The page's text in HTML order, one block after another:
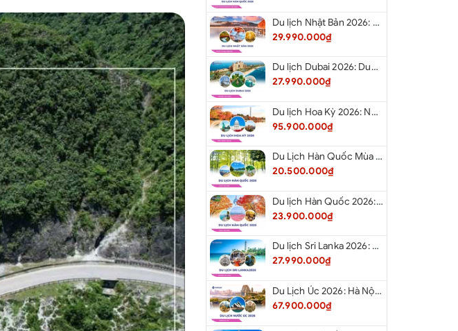
Các chi phí cá nhân (điện thoại, giặt là, mua sắm, ăn uống ngoài
chương trình).
Vé tham quan Cầu kính Bạch Long.
Tiền thưởng (Tip) cho lái xe, hướng dẫn viên.
Lưu ý:
- Lịch Trình Tour có thể thay đổi nhưng vẫn đảm bảo các điểm tham
quan theo hành trình.
- ĐỐI VỚI PHÒNG RIÊNG, PHỤ THU 450.000VNĐ/PHÒNG/ĐÊM
(Nếu khách có nhu cầu ở phòng riêng).
- Trẻ em từ 1-4 tuổi miễn phí (bố mẹ tự lo mọi chi phí cho trẻ, không
chiếm chỗ trên xe). 02 người lớn chỉ được kèm theo 01 trẻ miễn phí,
từ trẻ thứ 2 tính 75% giá tour (tiêu chuẩn như trẻ em tính phí).
- Trẻ em từ 5-9 tuổi tính 75% giá tour (ăn 1/2 suất riêng, chỗ ngồi
trên xe riêng nhưng phải ngủ chung giường với bố mẹ).
- Trẻ em từ 10 tuổi trở lên tính như người lớn.
Du lịch Nhật Bản 2026: Niigata – Aizu – Nikko - Tokyo – Niigata từ Hà Nội
29.990.000₫
Du lịch Dubai 2026: Dubai - Safari - Abu Dhabi
27.990.000₫
Du lịch Hoa Kỳ 2026: New York - Philadelphia - Delaware - Washington D.C. - Las Vegas - Red Rock Canyon - Quận Cam - Santa Monica - Hollywood - San Diego - Los Angeles.
95.900.000₫
Du Lịch Hàn Quốc Mùa Hè 2026: Hà Nội - Busan - Gyeongju - Seoul - Đảo Nami - Tàu Điện Ven Biển Haeundae - Cầu Kính Oryukdo - Làng Văn Hóa Huinnyeoul
20.500.000₫
Du lịch Hàn Quốc 2026: Hà Nội - Busan - Gyeongju - Seoul - Đảo Nami - Tàu Điện Ven Biển Haeundae - Cỏ Hồng Muhly - Làng Văn Hóa Huinnyeoul
23.900.000₫
Du lịch Sri Lanka 2026: Colombo - Negombo - Pinnawala - Kandy - Kalutara - Nuwara - Eliya
27.990.000₫
Du Lịch Úc 2026: Hà Nội - Sydney- Canberra - Melbourne - Hà Nội
67.900.000₫